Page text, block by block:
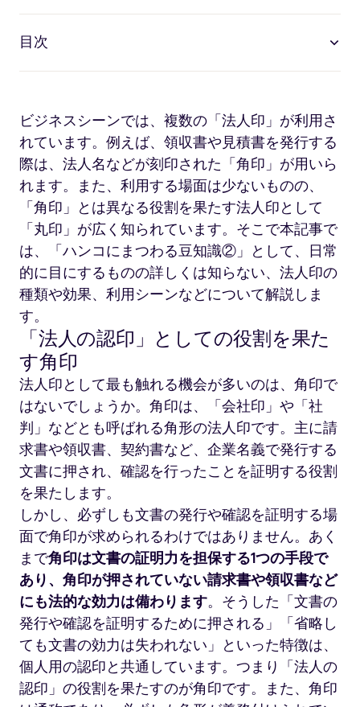
目次
ビジネスシーンでは、複数の「法人印」が利用さ
れています。例えば、領収書や見積書を発行する
際は、法人名などが刻印された「角印」が用いら
れます。また、利用する場面は少ないものの、
「角印」とは異なる役割を果たす法人印として
「丸印」が広く知られています。そこで本記事で
は、「ハンコにまつわる豆知識②」として、日常
的に目にするものの詳しくは知らない、法人印の
種類や効果、利用シーンなどについて解説しま
す。
「法人の認印」としての役割を果た
す角印
法人印として最も触れる機会が多いのは、角印で
はないでしょうか。角印は、「会社印」や「社
判」などとも呼ばれる角形の法人印です。主に請
求書や領収書、契約書など、企業名義で発行する
文書に押され、確認を行ったことを証明する役割
を果たします。
しかし、必ずしも文書の発行や確認を証明する場
面で角印が求められるわけではありません。あく
まで角印は文書の証明力を担保する1つの手段で
あり、角印が押されていない請求書や領収書など
にも法的な効力は備わります。そうした「文書の
発行や確認を証明するために押される」「省略し
ても文書の効力は失われない」といった特徴は、
個人用の認印と共通しています。つまり「法人の
認印」の役割を果たすのが角印です。また、角印